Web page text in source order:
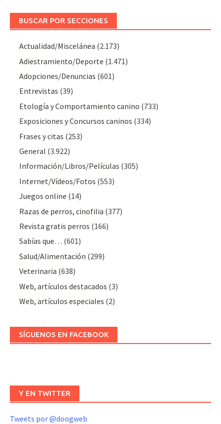
BUSCAR POR SECCIONES
Actualidad/Miscelánea (2.173)
Adiestramiento/Deporte (1.471)
Adopciones/Denuncias (601)
Entrevistas (39)
Etología y Comportamiento canino (733)
Exposiciones y Concursos caninos (334)
Frases y citas (253)
General (3.922)
Información/Libros/Películas (305)
Internet/Vídeos/Fotos (553)
Juegos online (14)
Razas de perros, cinofilia (377)
Revista gratis perros (166)
Sabías que… (601)
Salud/Alimentación (299)
Veterinaria (638)
Web, artículos destacados (3)
Web, artículos especiales (2)
SÍGUENOS EN FACEBOOK
Y EN TWITTER
Tweets por @doogweb